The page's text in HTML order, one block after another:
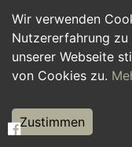
Wir verwenden
Nutzererfahrung
unserer Webseite
von Cookies zu.
Zustimmen
Personalwesen
Hilfskräfte,
Weiterbildung,